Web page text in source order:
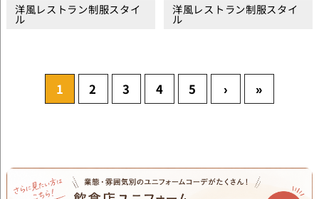
洋風レストラン制服スタイ
ル
洋風レストラン制服スタイ
ル
1 2 3 4 5 › »